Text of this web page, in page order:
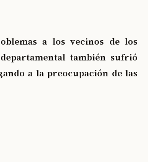
a los vecinos de los
también sufrió
a la preocupación de las